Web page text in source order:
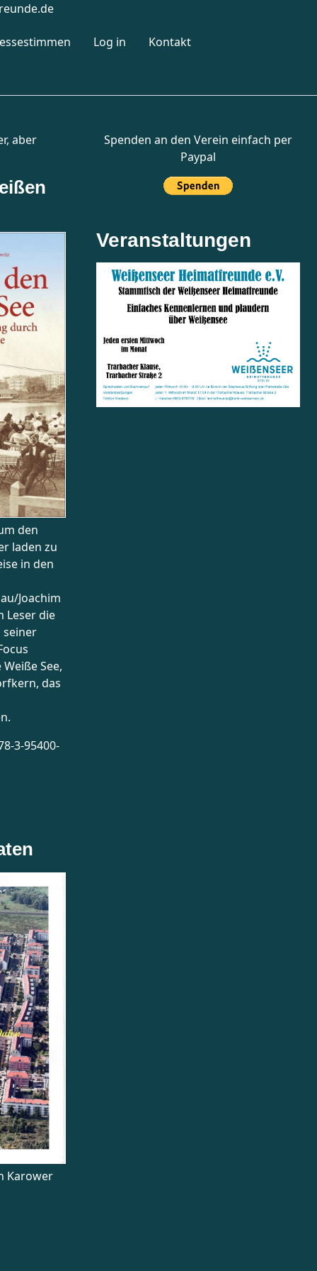
Log in Kontakt
aber
den
laden zu
in den
Joachim
Leser die
seiner
See,
das
3-95400-
Karower
Spenden an den Verein einfach per
Paypal
Veranstaltungen